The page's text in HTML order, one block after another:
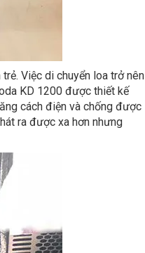
Việc di chuyển loa trở nên
KD 1200 được thiết kế
cách điện và chống được
ra được xa hơn nhưng